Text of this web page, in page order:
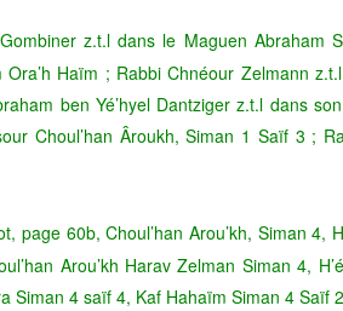
z.t.l dans le Maguen Abraham
Haïm ; Rabbi Chnéour Zelmann
ben Yé’hyel Dantziger z.t.l dans
Choul’han Âroukh, Siman 1 Saïf 3 ;
page 60b, Choul’han Arou’kh, Siman 4,
Arou’kh Harav Zelman Siman 4,
Siman 4 saïf 4, Kaf Hahaïm Siman 4 Saïf